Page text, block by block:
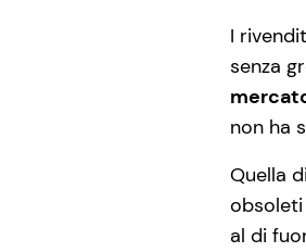
I
senza
non ha
Quella
al di